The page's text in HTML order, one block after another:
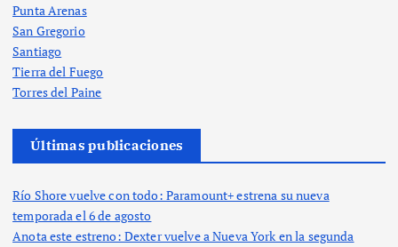
Punta Arenas
San Gregorio
Santiago
Tierra del Fuego
Torres del Paine
Últimas publicaciones
Río Shore vuelve con todo: Paramount+ estrena su nueva
temporada el 6 de agosto
Anota este estreno: Dexter vuelve a Nueva York en la segunda